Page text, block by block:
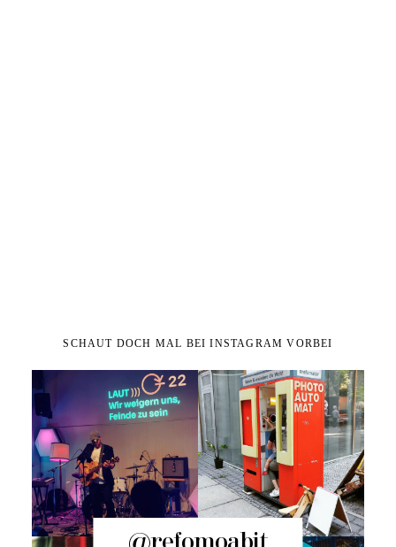
SCHAUT DOCH MAL BEI INSTAGRAM VORBEI